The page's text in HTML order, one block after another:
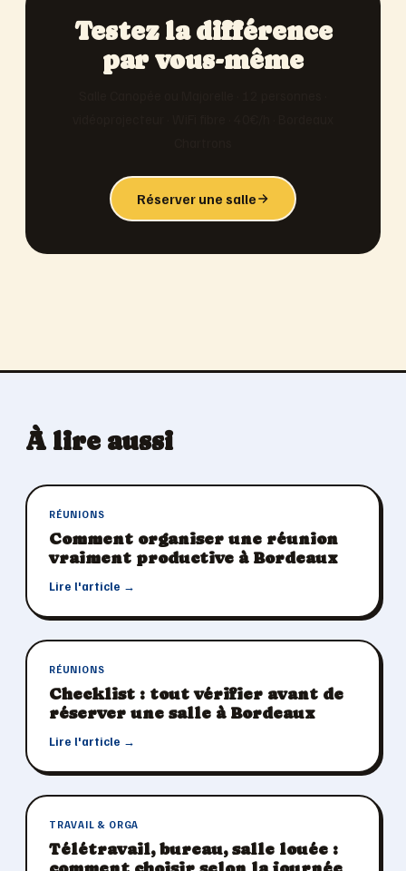
Testez la différence
par vous-même
Réserver une salle
À lire aussi
RÉUNIONS
Comment organiser une réunion
vraiment productive à Bordeaux
Lire l'article →
RÉUNIONS
Checklist : tout vérifier avant de
réserver une salle à Bordeaux
Lire l'article →
TRAVAIL & ORGA
Télétravail, bureau, salle louée :